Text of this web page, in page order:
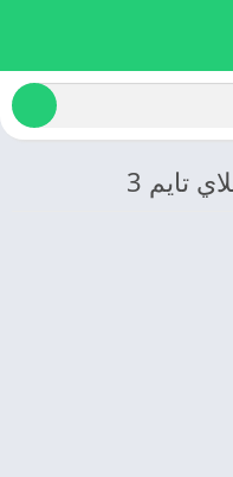
تايم 3